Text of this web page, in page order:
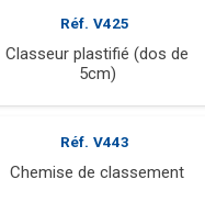
Réf. V425
Classeur plastifié (dos de
5cm)
Réf. V443
Chemise de classement